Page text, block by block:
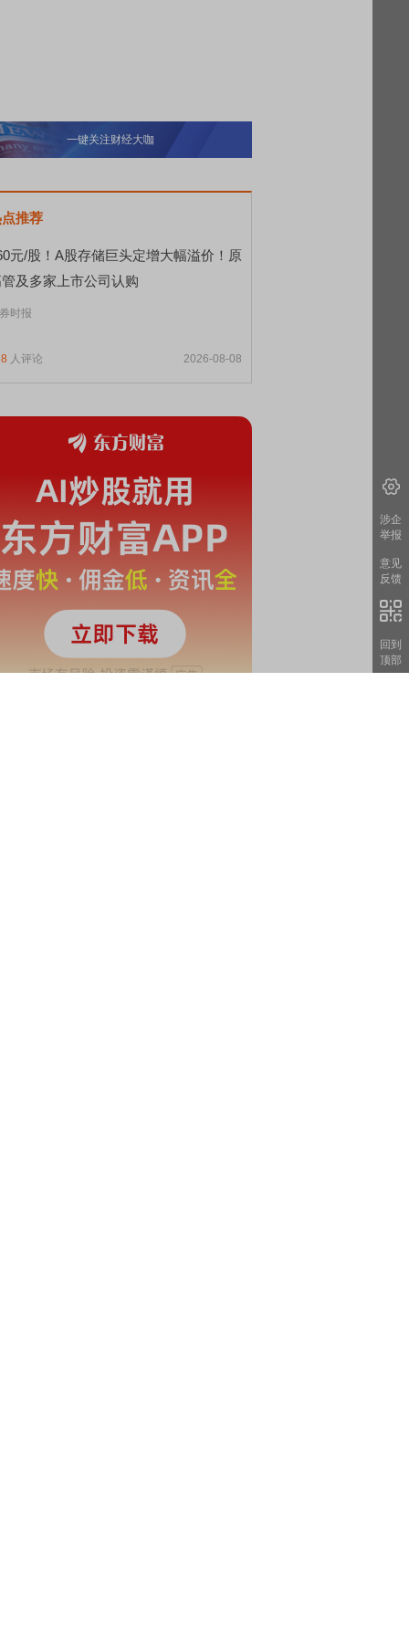
一键关注财经大咖
推荐
元/股！A股存储巨头定增大幅溢价！原
及多家上市公司认购
时报
人评论 2026-08-08
涉企
举报
意见
反馈
回到
顶部